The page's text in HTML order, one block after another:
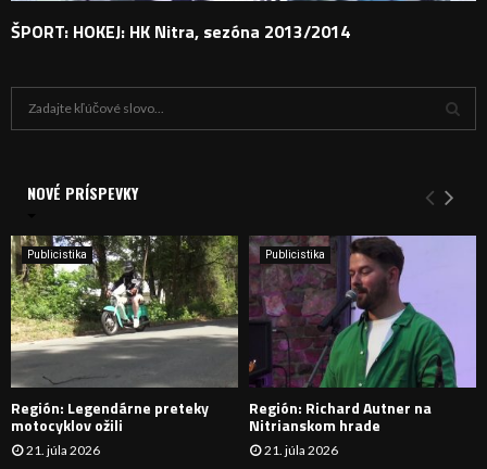
ŠPORT: HOKEJ: HK Nitra, sezóna 2013/2014
i
e
:
Y
H
D
NOVÉ PRÍSPEVKY
Publicistika
Región: Legendárne preteky
motocyklov ožili
21. júla 2026
Publicistika
Región: Richard Autner na
Nitrianskom hrade
21. júla 2026